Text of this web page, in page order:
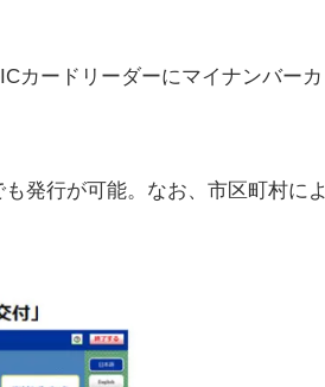
カードリーダーにマイナンバーカ
発行が可能。なお、市区町村によ